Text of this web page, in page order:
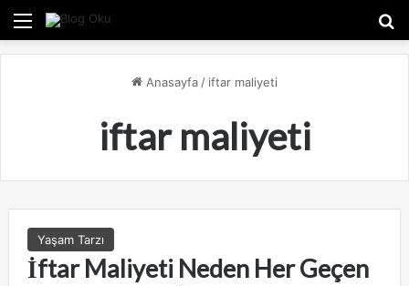
Menü
Anasayfa / iftar maliyeti
iftar maliyeti
Yaşam Tarzı
İftar Maliyeti Neden Her Geçen